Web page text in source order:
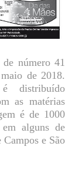
número 41
de 2018.
distribuído
as matérias
é de 1000
alguns de
e São